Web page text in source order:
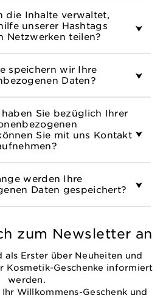
die Inhalte verwaltet,
unserer Hashtags
Netzwerken teilen?
speichern wir Ihre
Daten?
Sie bezüglich Ihrer
Sie mit uns Kontakt
werden Ihre
Daten gespeichert?
zum Newsletter an
als Erster über Neuheiten und
Kosmetik-Geschenke informiert
werden.
Willkommens-Geschenk und